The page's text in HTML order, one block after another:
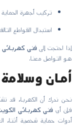
تركيب أجهزة الحماية من
استبدال القواطع التالفة.
إذا احتجت إلى فني كهربائي
هو التواصل معنا.
أمان وسلامة
نحن ندرك أن الكهرباء قد
فإن أي فني كهربائي الكويت
أدوات حماية شخصية أثناء